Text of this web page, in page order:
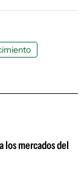
los mercados del